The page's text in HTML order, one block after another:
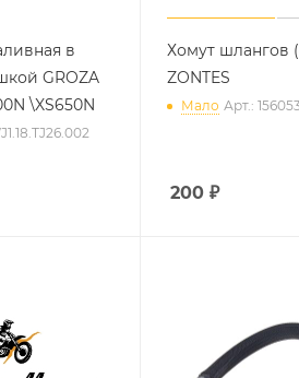
в
GROZA
\XS650N
Хомут шлангов
ZONTES
Мало Арт.:
200 ₽